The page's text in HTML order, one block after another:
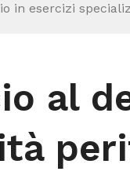
in esercizi
al